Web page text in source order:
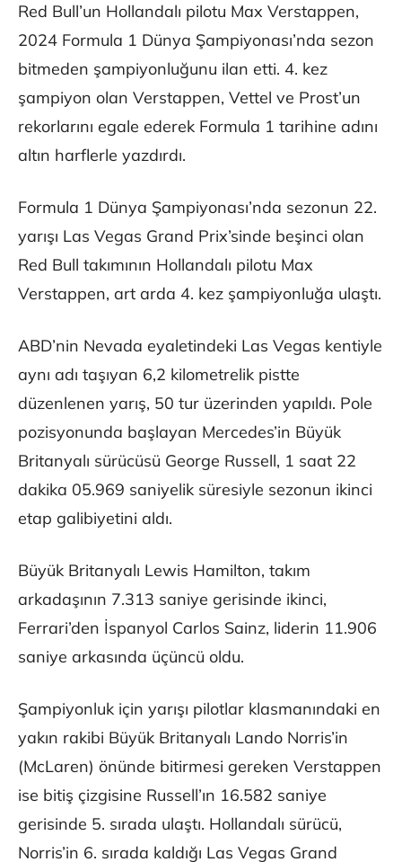
Red Bull’un Hollandalı pilotu Max Verstappen,
2024 Formula 1 Dünya Şampiyonası’nda sezon
bitmeden şampiyonluğunu ilan etti. 4. kez
şampiyon olan Verstappen, Vettel ve Prost’un
rekorlarını egale ederek Formula 1 tarihine adını
altın harflerle yazdırdı.
Formula 1 Dünya Şampiyonası’nda sezonun 22.
yarışı Las Vegas Grand Prix’sinde beşinci olan
Red Bull takımının Hollandalı pilotu Max
Verstappen, art arda 4. kez şampiyonluğa ulaştı.
ABD’nin Nevada eyaletindeki Las Vegas kentiyle
aynı adı taşıyan 6,2 kilometrelik pistte
düzenlenen yarış, 50 tur üzerinden yapıldı. Pole
pozisyonunda başlayan Mercedes’in Büyük
Britanyalı sürücüsü George Russell, 1 saat 22
dakika 05.969 saniyelik süresiyle sezonun ikinci
etap galibiyetini aldı.
Büyük Britanyalı Lewis Hamilton, takım
arkadaşının 7.313 saniye gerisinde ikinci,
Ferrari’den İspanyol Carlos Sainz, liderin 11.906
saniye arkasında üçüncü oldu.
Şampiyonluk için yarışı pilotlar klasmanındaki en
yakın rakibi Büyük Britanyalı Lando Norris’in
(McLaren) önünde bitirmesi gereken Verstappen
ise bitiş çizgisine Russell’ın 16.582 saniye
gerisinde 5. sırada ulaştı. Hollandalı sürücü,
Norris’in 6. sırada kaldığı Las Vegas Grand